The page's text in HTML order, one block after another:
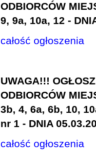
ODBIORCÓW
9, 9a, 10a, 12 -
całość ogłoszenia
UWAGA!!!
ODBIORCÓW
3b, 4, 6a, 6b, 10,
nr 1 - DNIA
całość ogłoszenia